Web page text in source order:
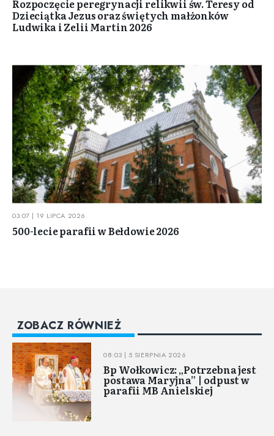
Rozpoczęcie peregrynacji relikwii św. Teresy od
Dzieciątka Jezus oraz świętych małżonków
Ludwika i Zelii Martin 2026
03:07 | 19 LIPCA 2026
500-lecie parafii w Bełdowie 2026
ZOBACZ RÓWNIEŻ
08:03 | 5 SIERPNIA 2026
Bp Wołkowicz: „Potrzebna jest
postawa Maryjna” | odpust w
parafii MB Anielskiej